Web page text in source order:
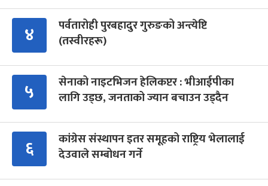
४
पर्वतारोही पुरबहादुर गुरुङको अन्त्येष्टि
(तस्वीरहरू)
५
सेनाको नाइटभिजन हेलिकप्टर : भीआईपीका
लागि उड्छ, जनताको ज्यान बचाउन उड्दैन
६
कांग्रेस संस्थापन इतर समूहको राष्ट्रिय भेलालाई
देउवाले सम्बोधन गर्ने